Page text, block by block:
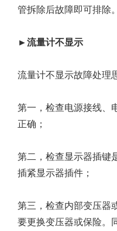
管拆除后故障即可排除。
►流量计不显示
流量计不显示故障处理
第一，检查电源接线、
正确；
第二，检查显示器插键
插紧显示器插件；
第三，检查内部变压器
要更换变压器或保险。